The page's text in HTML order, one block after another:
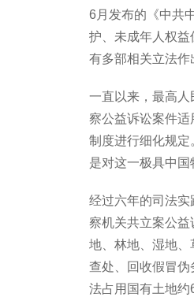
6月发布的《中共
护、未成年人权
有多部相关立法作
一直以来，最高
察公益诉讼案件
制度进行细化规定
是对这一极具中
经过六年的司法
察机关共立案公
地、林地、湿地
查处、回收假冒
法占用国有土地约